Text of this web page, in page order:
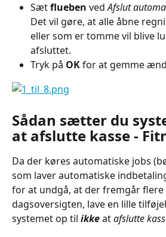
Sæt flueben ved Afslut
Det vil gøre, at alle åbne
eller som er tomme vil blive
afsluttet.
Tryk på OK for at gemme
Sådan sætter du
at afslutte kasse -
Da der køres automatiske jobs
som laver automatiske
for at undgå, at der fremgår flere
dagsoversigten, lave en lille
systemet op til ikke at afslutte